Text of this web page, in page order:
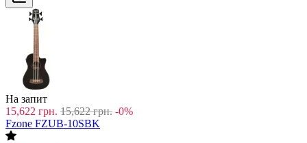
На запит
15,622 грн. 15,622 грн. -0%
Fzone FZUB-10SBK